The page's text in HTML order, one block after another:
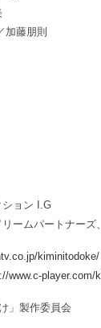
加藤朋則
ション I.G
ームパートナー
kiminitodoke/
www.c-player.com/
」製作委員会